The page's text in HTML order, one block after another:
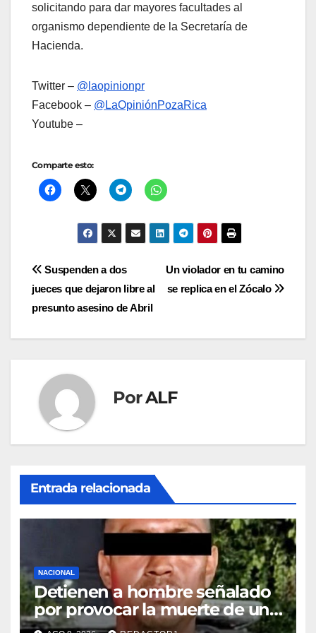
solicitando para dar mayores facultades al
organismo dependiente de la Secretaría de
Hacienda.
Twitter – @laopinionpr
Facebook – @LaOpiniónPozaRica
Youtube –
Comparte esto:
Navegación
de
entradas
Un violador en tu camino
se replica en el Zócalo
Suspenden a dos
jueces que dejaron libre al
presunto asesino de Abril
PorALF
Entrada relacionada
NACIONAL
Detienen a hombre señalado
por provocar la muerte de un
adulto mayor